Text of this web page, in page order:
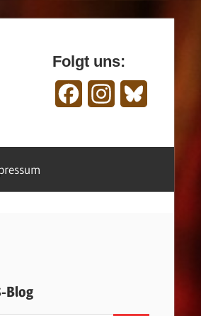
Folgt uns:
FacebookInstagram
Blog